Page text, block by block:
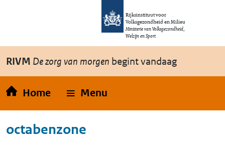
Overslaan en naar de inhoud gaan
Rijksinstituut voor
Volksgezondheid en Milieu
Ministerie van Volksgezondheid,
Welzijn en Sport
RIVM De zorg van morgen begint vandaag
Home Menu
octabenzone